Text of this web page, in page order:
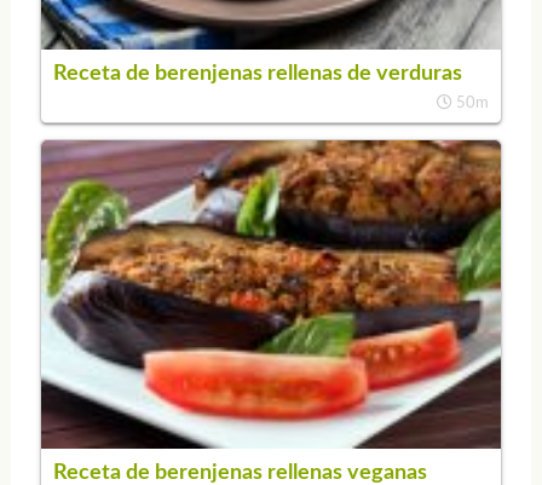
Receta de berenjenas rellenas de verduras
50m
Receta de berenjenas rellenas veganas